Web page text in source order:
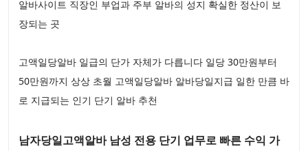
알바사이트 직장인 부업과 주부 알바의 성지 확실한 정산이 보
장되는 곳
고액일당알바 일급의 단가 자체가 다릅니다 일당 30만원부터
50만원까지 상상 초월 고액일당알바 알바당일지급 일한 만큼 바
로 지급되는 인기 단기 알바 추천
남자당일고액알바 남성 전용 단기 업무로 빠른 수익 가